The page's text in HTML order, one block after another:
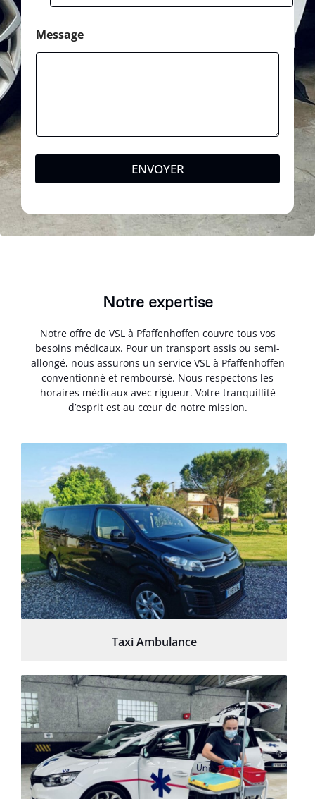
Message
ENVOYER
Notre expertise
Notre offre de VSL à Pfaffenhoffen couvre tous vos
besoins médicaux. Pour un transport assis ou semi-
allongé, nous assurons un service VSL à Pfaffenhoffen
conventionné et remboursé. Nous respectons les
horaires médicaux avec rigueur. Votre tranquillité
d’esprit est au cœur de notre mission.
Taxi Ambulance